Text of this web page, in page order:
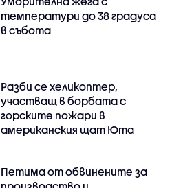
температури до 38 градуса
в събота
Разби се хеликоптер,
участващ в борбата с
горските пожари в
американския щат Юта
Петима от обвинените за